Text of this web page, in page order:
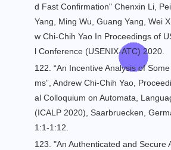
d Fast Confirmation" Chenxin Li,
Yang, Ming Wu, Guang Yang, Wei
w Chi-Chih Yao In Proceedings of
l Conference (USENIX-ATC) 2020.
122. “An Incentive Analysis of
ms”, Andrew Chi-Chih Yao,
al Colloquium on Automata,
(ICALP 2020), Saarbruecken,
1:1-1:12.
123. "An Authenticated and Secure